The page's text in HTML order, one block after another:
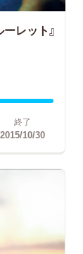
レット』
終了
2015/10/30